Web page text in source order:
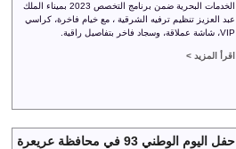
الخدمات البحرية ضمن برنامج التخصص 2023 بميناء الملك
عبد العزيز تنظيم ترفيه الشرقية ، مع خيام فاخرة، كراسي
VIP، شاشة عملاقة، وسجاد فاخر بتفاصيل راقية.
اقرأ المزيد >
حفل اليوم الوطني 93 في محافظة عريعرة